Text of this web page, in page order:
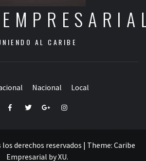
AL CARIBE
Nacional Local
FacebookTwitterGoogle+Instagram
derechos reservados | Theme: Caribe
Empresarial byXU.